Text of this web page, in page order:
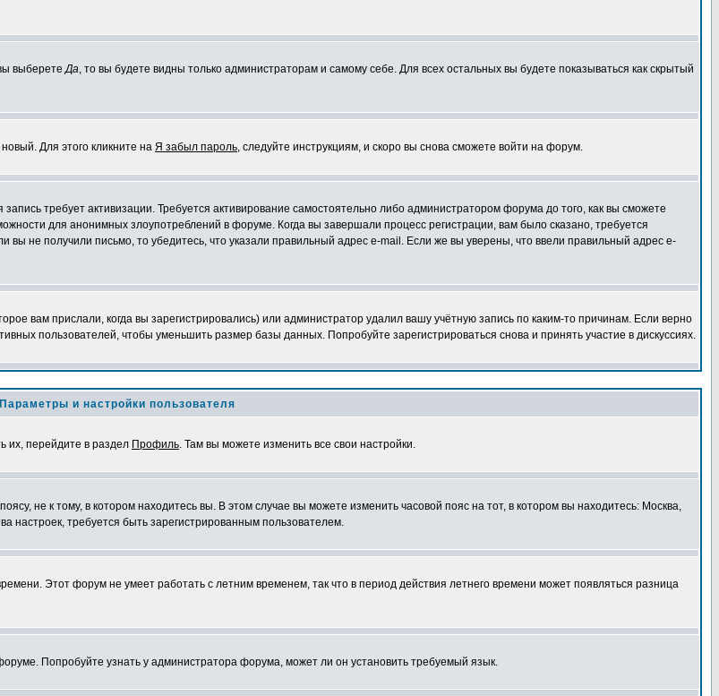
выберетеДа, то вы будете видны только администраторам и самому себе. Для всех остальных вы будете показываться как скрытый
Для этого кликните на Я забыл пароль, следуйте инструкциям, и скоро вы снова сможете войти на форум.
требует активизации. Требуется активирование самостоятельно либо администратором форума до того, как вы сможете
для анонимных злоупотреблений в форуме. Когда вы завершали процесс регистрации, вам было сказано, требуется
вы не получили письмо, то убедитесь, что указали правильный адрес e-mail. Если же вы уверены, что ввели правильный адрес e-
вам прислали, когда вы зарегистрировались) или администратор удалил вашу учётную запись по каким-то причинам. Если верно
пользователей, чтобы уменьшить размер базы данных. Попробуйте зарегистрироваться снова и принять участие в дискуссиях.
Параметры и настройки пользователя
их, перейдите в раздел Профиль. Там вы можете изменить все свои настройки.
не к тому, в котором находитесь вы. В этом случае вы можете изменить часовой пояс на тот, в котором вы находитесь: Москва,
настроек, требуется быть зарегистрированным пользователем.
Этот форум не умеет работать с летним временем, так что в период действия летнего времени может появляться разница
Попробуйте узнать у администратора форума, может ли он установить требуемый язык.